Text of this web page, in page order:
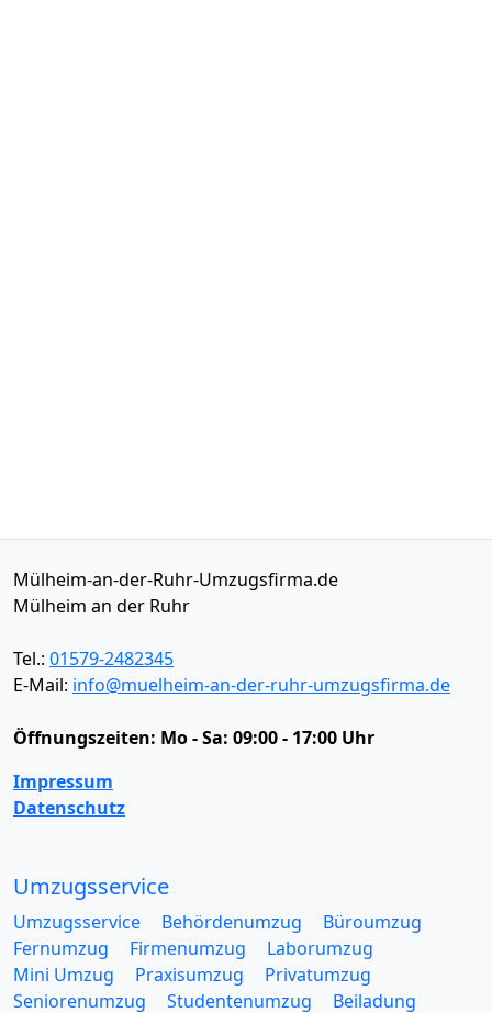
Mülheim-an-der-Ruhr-Umzugsfirma.de
Mülheim an der Ruhr
Tel.: 01579-2482345
E-Mail: info@muelheim-an-der-ruhr-umzugsfirma.de
Öffnungszeiten: Mo - Sa: 09:00 - 17:00 Uhr
Impressum
Datenschutz
Umzugsservice
Umzugsservice Behördenumzug
Büroumzug
Fernumzug
Firmenumzug
Laborumzug
Mini Umzug
Praxisumzug
Privatumzug
Seniorenumzug
Studentenumzug
Beiladung